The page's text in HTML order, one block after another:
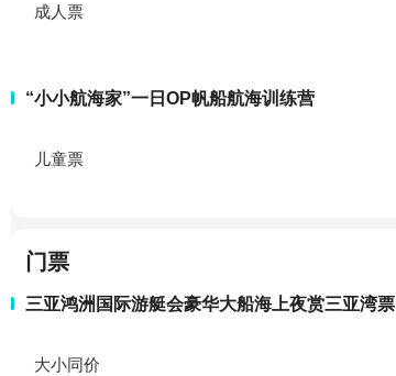
成人票
“小小航海家”一日OP帆船航海训练营
儿童票
门票
三亚鸿洲国际游艇会豪华大船海上夜赏三亚湾票
大小同价